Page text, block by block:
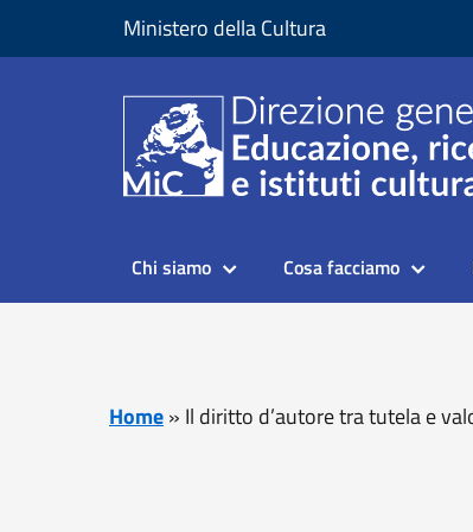
Vai al contenuto Vai al piede di pagina
Ministero della Cultura
Chi siamo Cosa facciamo
Home» Il diritto d’autore tra tutela e